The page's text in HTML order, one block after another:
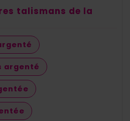
talismans de la
argenté